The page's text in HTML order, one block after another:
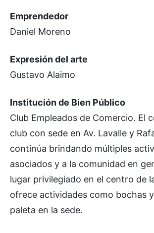
Emprendedor
Daniel Moreno
Expresión del arte
Gustavo Alaimo
Institución de Bien Público
Club Empleados de Comercio. El
club con sede en Av. Lavalle y
continúa brindando múltiples
asociados y a la comunidad en
lugar privilegiado en el centro de
ofrece actividades como bochas
paleta en la sede.